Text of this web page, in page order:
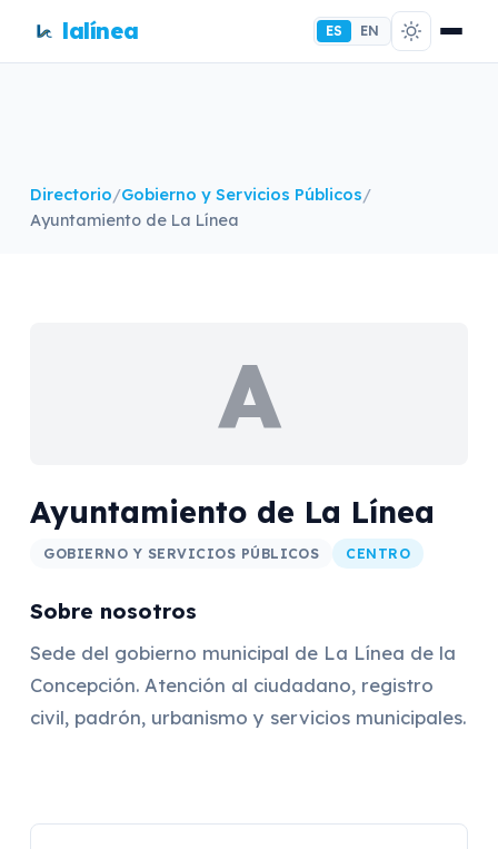
lalínea ES EN
Directorio/Gobierno y Servicios Públicos/
Ayuntamiento de La Línea
A
Ayuntamiento de La Línea
GOBIERNO Y SERVICIOS PÚBLICOS CENTRO
Sobre nosotros
Sede del gobierno municipal de La Línea de la
Concepción. Atención al ciudadano, registro
civil, padrón, urbanismo y servicios municipales.